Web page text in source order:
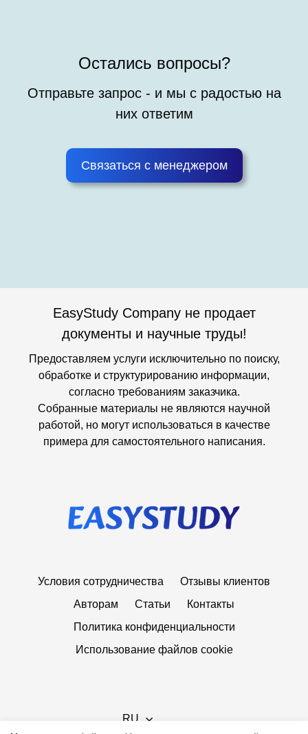
Остались вопросы?
Отправьте запрос - и мы с радостью на
них ответим
Связаться с менеджером
EasyStudy Company не продает
документы и научные труды!
Предоставляем услуги исключительно по поиску,
обработке и структурированию информации,
согласно требованиям заказчика.
Собранные материалы не являются научной
работой, но могут использоваться в качестве
примера для самостоятельного написания.
Условия сотрудничества
Отзывы клиентов
Авторам
Статьи
Контакты
Политика конфиденциальности
Использование файлов cookie
RU